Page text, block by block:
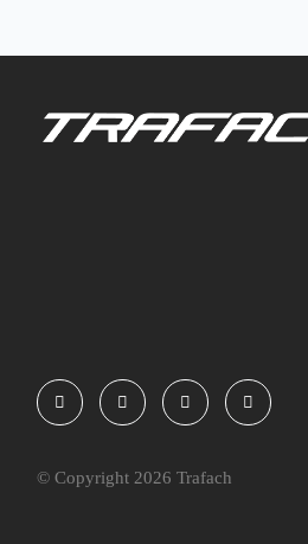
© Copyright 2026 Trafach